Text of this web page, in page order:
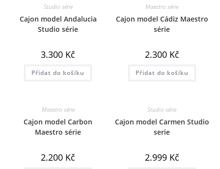
Studio série
Cajon model Andalucia
Studio série
3.300 Kč
Přidat do košíku
Maestro série
Cajon model Cádiz Maestro
série
2.300 Kč
Přidat do košíku
Maestro série
Cajon model Carbon
Maestro série
2.200 Kč
Studio série
Cajon model Carmen Studio
serie
2.999 Kč